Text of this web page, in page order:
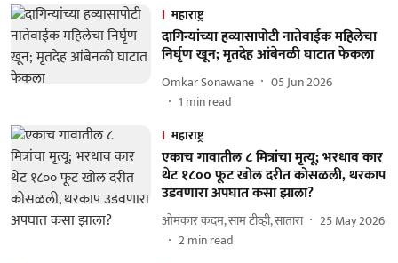
महाराष्ट्र
दागिन्यांच्या हव्यासापोटी नातेवाईक महिलेचा
निर्घृण खून; मृतदेह आंबेनळी घाटात फेकला
Omkar Sonawane
05 Jun 2026
1 min read
महाराष्ट्र
एकाच गावातील ८ मित्रांचा मृत्यू; भरधाव कार
थेट १८०० फूट खोल दरीत कोसळली, थरकाप
उडवणारा अपघात कसा झाला?
ओमकार कदम, साम टीव्ही, सातारा
25 May 2026
2min read